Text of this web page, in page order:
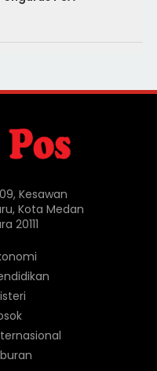
Kesawan
Kota Medan
20111